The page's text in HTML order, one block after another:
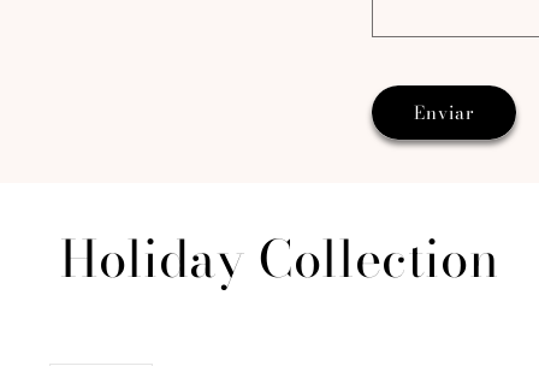
Enviar
Holiday Collection